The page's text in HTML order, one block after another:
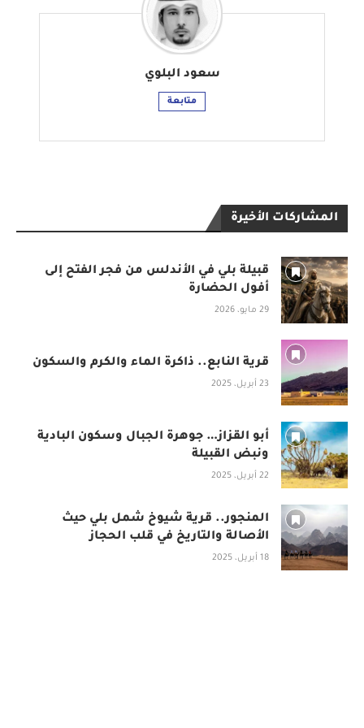
سعود البلوي
متابعة
المشاركات الأخيرة
قبيلة بلي في الأندلس من فجر الفتح إلى
أفول الحضارة
29 مايو، 2026
قرية النابع.. ذاكرة الماء والكرم والسكون
23 أبريل، 2025
أبو القزاز… جوهرة الجبال وسكون البادية
ونبض القبيلة
22 أبريل، 2025
المنجور.. قرية شيوخ شمل بلي حيث
الأصالة والتاريخ في قلب الحجاز
18 أبريل، 2025